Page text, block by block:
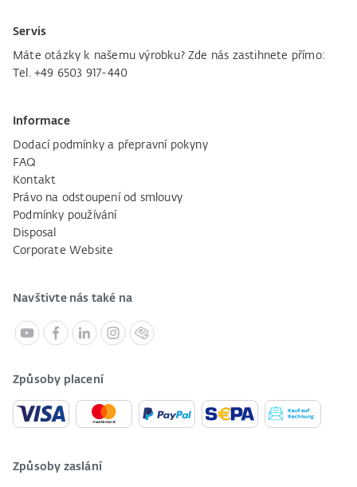
Servis
Máte otázky k našemu výrobku? Zde nás zastihnete přímo:
Tel. +49 6503 917-440
Informace
Dodací podmínky a přepravní pokyny
FAQ
Kontakt
Právo na odstoupení od smlouvy
Podmínky používání
Disposal
Corporate Website
Navštivte nás také na
Způsoby placení
Způsoby zaslání